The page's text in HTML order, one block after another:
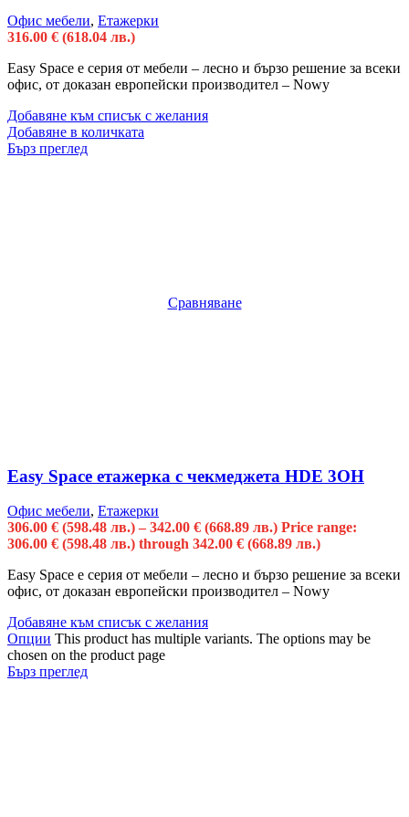
Офис мебели, Етажерки
316.00 € (618.04 лв.)
Easy Space е серия от мебели – лесно и бързо решение за всеки
офис, от доказан европейски производител – Nowy
Добавяне към списък с желания
Добавяне в количката
Бърз преглед
Сравняване
Easy Space етажерка с чекмеджета HDE 3OH
Офис мебели, Етажерки
306.00 € (598.48 лв.) – 342.00 € (668.89 лв.) Price range:
306.00 € (598.48 лв.) through 342.00 € (668.89 лв.)
Easy Space е серия от мебели – лесно и бързо решение за всеки
офис, от доказан европейски производител – Nowy
Добавяне към списък с желания
Опции This product has multiple variants. The options may be
chosen on the product page
Бърз преглед